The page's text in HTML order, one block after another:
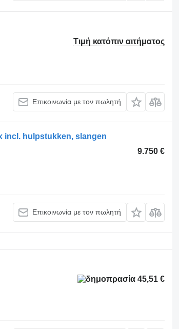
Τιμή κατόπιν αιτήματος
Επικοινωνία με τον πωλητή
incl. hulpstukken, slangen
9.750 €
Επικοινωνία με τον πωλητή
45,51 €